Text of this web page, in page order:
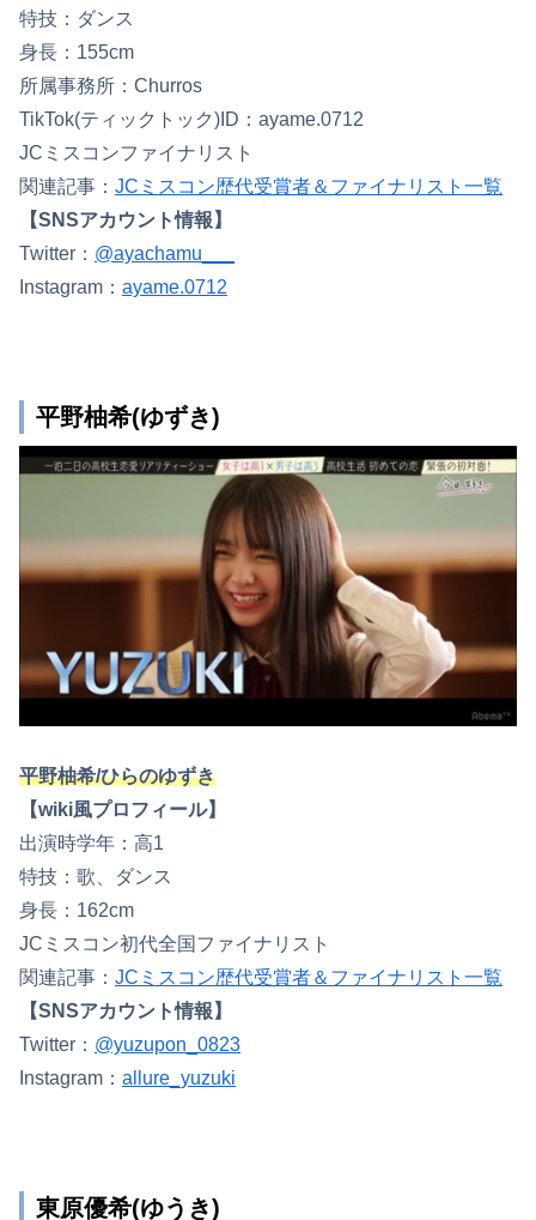
特技：ダンス
身長：155cm
所属事務所：Churros
TikTok(ティックトック)ID：ayame.0712
JCミスコンファイナリスト
関連記事： JCミスコン歴代受賞者＆ファイナリスト一覧
【SNSアカウント情報】
Twitter： @ayachamu___
Instagram： ayame.0712
平野柚希(ゆずき)
平野柚希/ひらのゆずき
【wiki風プロフィール】
出演時学年：高1
特技：歌、ダンス
身長：162cm
JCミスコン初代全国ファイナリスト
関連記事： JCミスコン歴代受賞者＆ファイナリスト一覧
【SNSアカウント情報】
Twitter： @yuzupon_0823
Instagram： allure_yuzuki
東原優希(ゆうき)